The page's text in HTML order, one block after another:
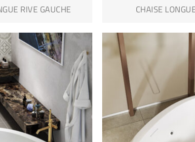
RIVE GAUCHE CHAISE